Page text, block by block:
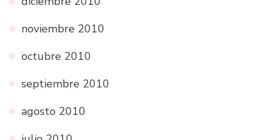
noviembre 2010
octubre 2010
septiembre 2010
agosto 2010